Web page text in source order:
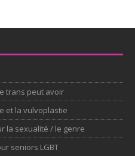
trans peut avoir
et la vulvoplastie
la sexualité / le genre
seniors LGBT